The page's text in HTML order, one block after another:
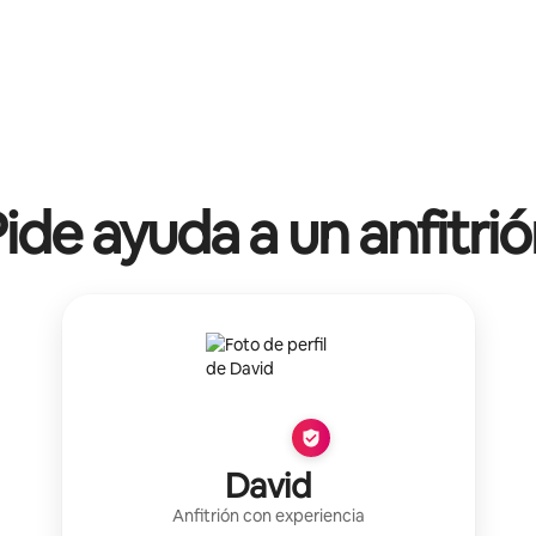
ayuda a un
David
Anfitrión con experiencia